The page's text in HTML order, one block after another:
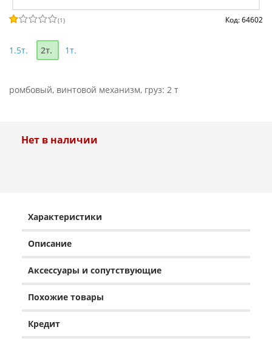
(1) Код: 64602
1.5т. 2т. 1т.
ромбовый, винтовой механизм, груз: 2 т
Нет в наличии
Характеристики
Описание
Аксессуары и сопутствующие
Похожие товары
Кредит